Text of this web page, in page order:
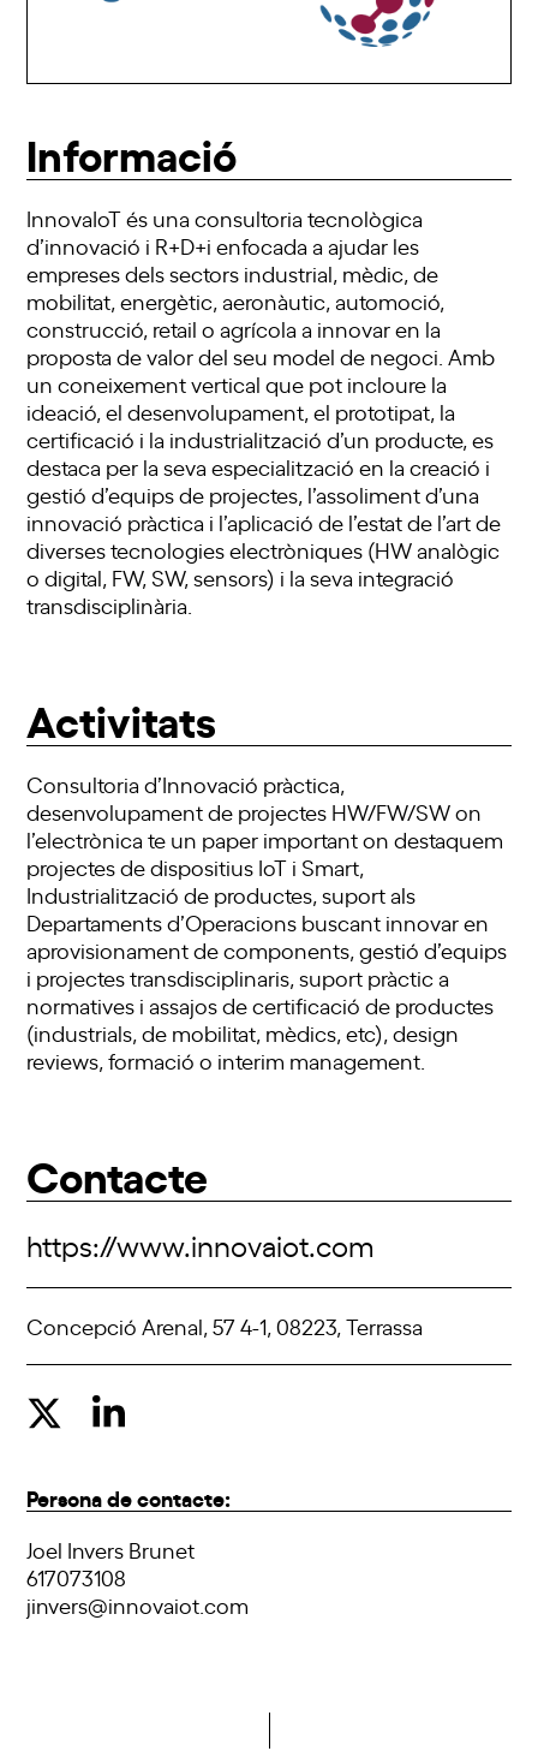
Informació
InnovaIoT és una consultoria tecnològica
d’innovació i R+D+i enfocada a ajudar les
empreses dels sectors industrial, mèdic, de
mobilitat, energètic, aeronàutic, automoció,
construcció, retail o agrícola a innovar en la
proposta de valor del seu model de negoci. Amb
un coneixement vertical que pot incloure la
ideació, el desenvolupament, el prototipat, la
certificació i la industrialització d’un producte, es
destaca per la seva especialització en la creació i
gestió d’equips de projectes, l’assoliment d’una
innovació pràctica i l’aplicació de l’estat de l’art de
diverses tecnologies electròniques (HW analògic
o digital, FW, SW, sensors) i la seva integració
transdisciplinària.
Activitats
Consultoria d’Innovació pràctica,
desenvolupament de projectes HW/FW/SW on
l’electrònica te un paper important on destaquem
projectes de dispositius IoT i Smart,
Industrialització de productes, suport als
Departaments d’Operacions buscant innovar en
aprovisionament de components, gestió d’equips
i projectes transdisciplinaris, suport pràctic a
normatives i assajos de certificació de productes
(industrials, de mobilitat, mèdics, etc), design
reviews, formació o interim management.
Contacte
https://www.innovaiot.com
Concepció Arenal, 57 4-1, 08223, Terrassa
Persona de contacte:
Joel Invers Brunet
617073108
jinvers@innovaiot.com